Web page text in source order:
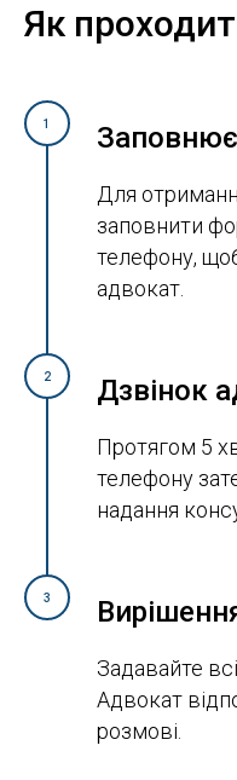
Як
1
Для
заповнити
телефону,
адвокат.
2 Дзвінок
Протягом 5
телефону
надання
3
Задавайте
Адвокат
розмові.